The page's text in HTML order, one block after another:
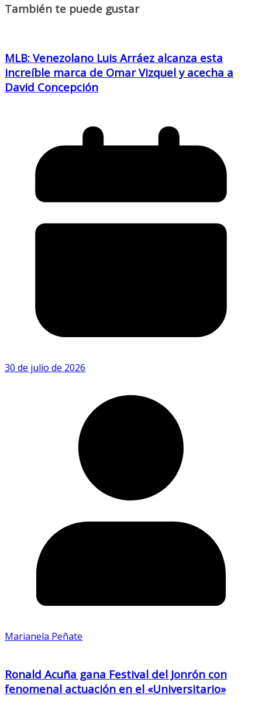
También te puede gustar
MLB: Venezolano Luis Arráez alcanza esta
increíble marca de Omar Vizquel y acecha a
David Concepción
30 de julio de 2026
Marianela Peñate
Ronald Acuña gana Festival del Jonrón con
fenomenal actuación en el «Universitario»